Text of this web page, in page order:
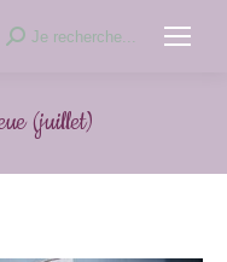
Recherche
Je recherche...
(juillet)